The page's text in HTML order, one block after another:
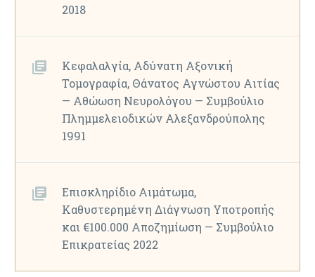
2018
Κεφαλαλγία, Αδύνατη Αξονική
Τομογραφία, Θάνατος Αγνώστου Αιτίας
— Αθώωση Νευρολόγου — Συμβούλιο
Πλημμελειοδικών Αλεξανδρούπολης
1991
Επισκληρίδιο Αιμάτωμα,
Καθυστερημένη Διάγνωση Υποτροπής
και €100.000 Αποζημίωση — Συμβούλιο
Επικρατείας 2022